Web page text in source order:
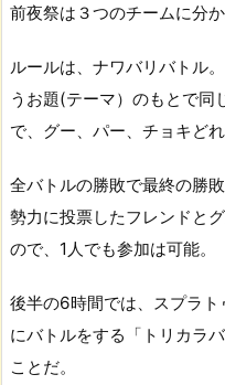
前夜祭は３つのチームに分
ルールは、ナワバリバトル
うお題(テーマ）のもとで同
で、グー、パー、チョキど
全バトルの勝敗で最終の勝
勢力に投票したフレンドと
ので、1人でも参加は可能。
後半の6時間では、スプラ
にバトルをする「トリカラ
ことだ。